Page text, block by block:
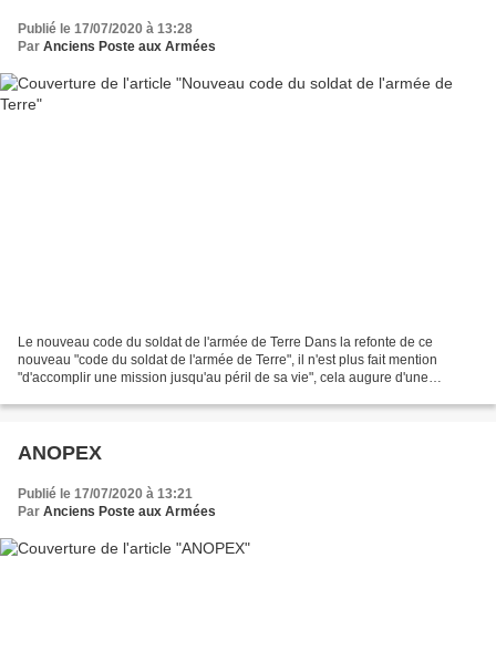
Publié le 17/07/2020 à 13:28
Par Anciens Poste aux Armées
Le nouveau code du soldat de l'armée de Terre Dans la refonte de ce
nouveau "code du soldat de l'armée de Terre", il n'est plus fait mention
"d'accomplir une mission jusqu'au péril de sa vie", cela augure d'une
ANOPEX
Publié le 17/07/2020 à 13:21
Par Anciens Poste aux Armées